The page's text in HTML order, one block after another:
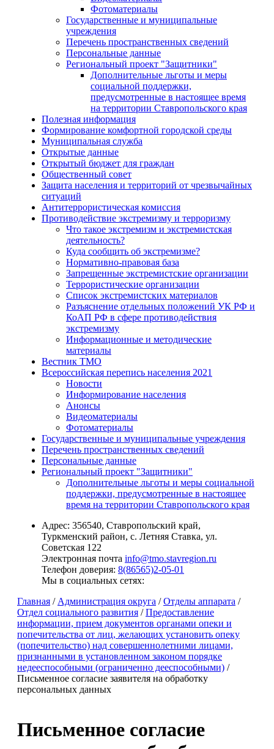
Фотоматериалы
Государственные и муниципальные
учреждения
Перечень пространственных сведений
Персональные данные
Региональный проект "Защитники"
Дополнительные льготы и меры
социальной поддержки,
предусмотренные в настоящее время
на территории Ставропольского края
Полезная информация
Формирование комфортной городской среды
Муниципальная служба
Открытые данные
Открытый бюджет для граждан
Общественный совет
Защита населения и территорий от чрезвычайных
ситуаций
Антитеррористическая комиссия
Противодействие экстремизму и терроризму
Что такое экстремизм и экстремистская
деятельность?
Куда сообщить об экстремизме?
Нормативно-правовая база
Запрещенные экстремистские организации
Террористические организации
Список экстремистских материалов
Разъяснение отдельных положений УК РФ и
КоАП РФ в сфере противодействия
экстремизму
Информационные и методические
материалы
Вестник ТМО
Всероссийская перепись населения 2021
Новости
Информирование населения
Анонсы
Видеоматериалы
Фотоматериалы
Государственные и муниципальные учреждения
Перечень пространственных сведений
Персональные данные
Региональный проект "Защитники"
Дополнительные льготы и меры социальной
поддержки, предусмотренные в настоящее
время на территории Ставропольского края
Адрес: 356540, Ставропольский край,
Туркменский район, с. Летняя Ставка, ул.
Советская 122
Электронная почта info@tmo.stavregion.ru
Телефон доверия: 8(86565)2-05-01
Мы в социальных сетях:
Главная / Администрация округа / Отделы аппарата /
Отдел социального развития / Предоставление
информации, прием документов органами опеки и
попечительства от лиц, желающих установить опеку
(попечительство) над совершеннолетними лицами,
признанными в установленном законом порядке
недееспособными (ограниченно дееспособными) /
Письменное согласие заявителя на обработку
персональных данных
Письменное согласие